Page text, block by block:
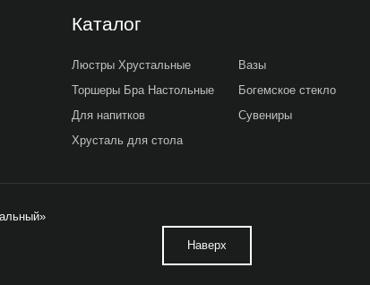
Каталог
Люстры Хрустальные
Торшеры Бра Настольные
Для напитков
Хрусталь для стола
Вазы
Богемское стекло
Сувениры
Наверх